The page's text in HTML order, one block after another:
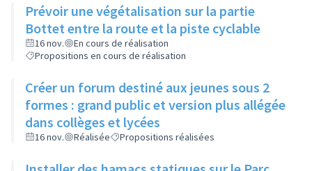
Prévoir une végétalisation sur la partie
Bottet entre la route et la piste cyclable
16 nov.
En cours de réalisation
Propositions en cours de réalisation
Créer un forum destiné aux jeunes sous 2
formes : grand public et version plus allégée
dans collèges et lycées
16 nov. Réalisée Propositions réalisées